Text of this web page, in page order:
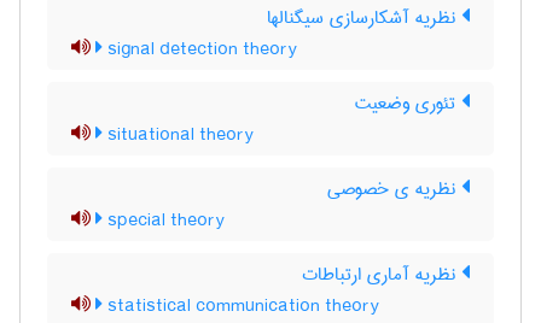
نظریه آشکارسازی سیگنالها
signal detection theory
تئوری وضعیت
situational theory
نظریه ی خصوصی
special theory
نظریه آماری ارتباطات
statistical communication theory